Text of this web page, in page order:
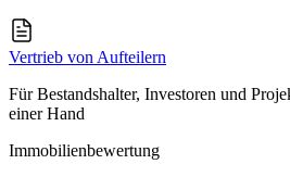
Vertrieb von Aufteilern
Für Bestandshalter, Investoren und
einer Hand
Immobilienbewertung